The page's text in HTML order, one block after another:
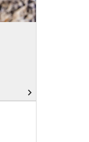
navigate_next